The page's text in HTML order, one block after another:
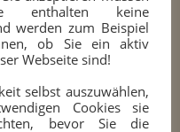
nicht.
SEO steht
nun Schlüsselwörter
nun die Artikel nicht
enthalten keine
werden zum Beispiel
ob Sie ein aktiv
Webseite sind!
selbst auszuwählen,
Cookies sie
bevor Sie die